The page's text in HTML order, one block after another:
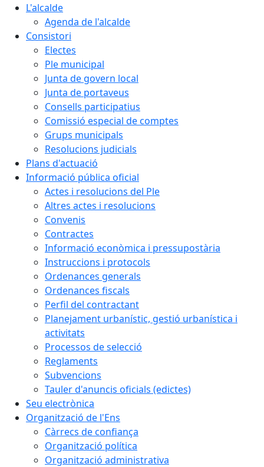
L'alcalde
Agenda de l'alcalde
Consistori
Electes
Ple municipal
Junta de govern local
Junta de portaveus
Consells participatius
Comissió especial de comptes
Grups municipals
Resolucions judicials
Plans d'actuació
Informació pública oficial
Actes i resolucions del Ple
Altres actes i resolucions
Convenis
Contractes
Informació econòmica i pressupostària
Instruccions i protocols
Ordenances generals
Ordenances fiscals
Perfil del contractant
Planejament urbanístic, gestió urbanística i
activitats
Processos de selecció
Reglaments
Subvencions
Tauler d'anuncis oficials (edictes)
Seu electrònica
Organització de l'Ens
Càrrecs de confiança
Organització política
Organització administrativa